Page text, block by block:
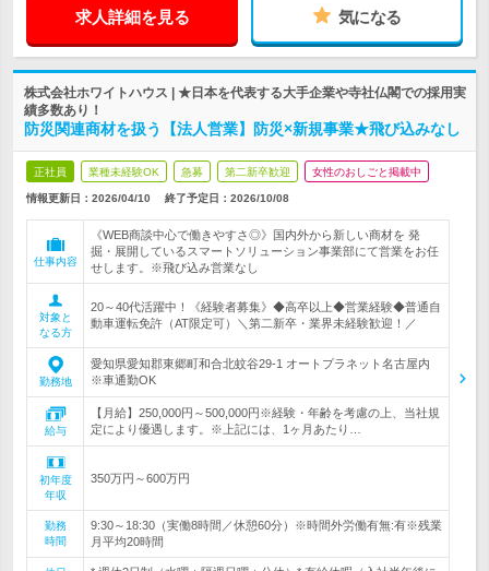
求人詳細を見る 気になる
株式会社ホワイトハウス | ★日本を代表する大手企業や寺社仏閣での採用実
績多数あり！
防災関連商材を扱う【法人営業】防災×新規事業★飛び込みなし
正社員 業種未経験OK 急募 第二新卒歓迎 女性のおしごと掲載中
情報更新日：2026/04/10 終了予定日： 2026/10/08
仕事内容
《WEB商談中心で働きやすさ◎》国内外から新しい商材を 発
掘・展開しているスマートソリューション事業部にて営業をお任
せします。※飛び込み営業なし
対象と
なる方
20～40代活躍中！《経験者募集》◆高卒以上◆営業経験◆普通自
動車運転免許（AT限定可）＼第二新卒・業界未経験歓迎！／
勤務地
愛知県愛知郡東郷町和合北蚊谷29-1 オートプラネット名古屋内
※車通勤OK
給与
【月給】250,000円～500,000円※経験・年齢を考慮の上、当社規
定により優遇します。※上記には、1ヶ月あたり…
初年度
年収
350万円～600万円
勤務
時間
9:30～18:30（実働8時間／休憩60分）※時間外労働有無:有※残業
月平均20時間